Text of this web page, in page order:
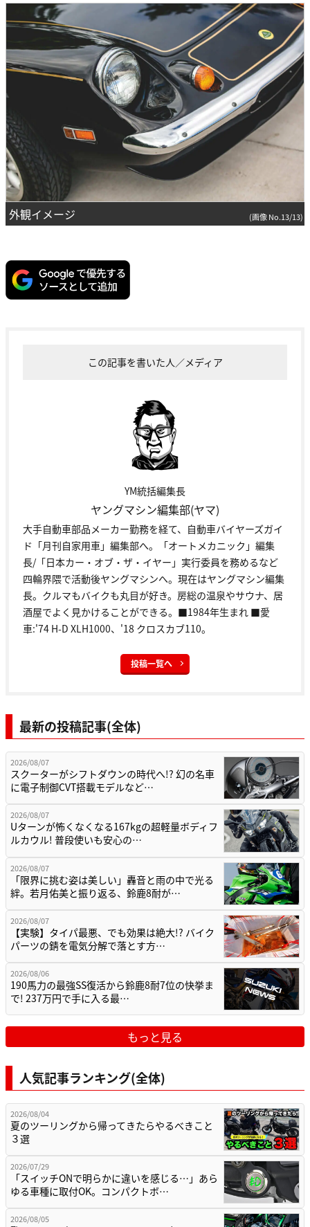
外観イメージ (画像 No.13/13)
この記事を書いた人／メディア
YM統括編集長
ヤングマシン編集部(ヤマ)
大手自動車部品メーカー勤務を経て、自動車バイヤーズガイ
ド「月刊自家用車」編集部へ。「オートメカニック」編集
長/「日本カー・オブ・ザ・イヤー」実行委員を務めるなど
四輪界隈で活動後ヤングマシンへ。現在はヤングマシン編集
長。クルマもバイクも丸目が好き。房総の温泉やサウナ、居
酒屋でよく見かけることができる。■1984年生まれ ■愛
車:'74 H-D XLH1000、'18 クロスカブ110。
投稿一覧へ
最新の投稿記事(全体)
2026/08/07
スクーターがシフトダウンの時代へ!? 幻の名車
に電子制御CVT搭載モデルなど…
2026/08/07
Uターンが怖くなくなる167kgの超軽量ボディフ
ルカウル! 普段使いも安心の…
2026/08/07
「限界に挑む姿は美しい」轟音と雨の中で光る
絆。若月佑美と振り返る、鈴鹿8耐が…
2026/08/07
【実験】タイパ最悪、でも効果は絶大!? バイク
パーツの錆を電気分解で落とす方…
2026/08/06
190馬力の最強SS復活から鈴鹿8耐7位の快挙ま
で! 237万円で手に入る最…
もっと見る
人気記事ランキング(全体)
2026/08/04
夏のツーリングから帰ってきたらやるべきこと
３選
2026/07/29
「スイッチONで明らかに違いを感じる…」あら
ゆる車種に取付OK。コンパクトボ…
2026/08/05